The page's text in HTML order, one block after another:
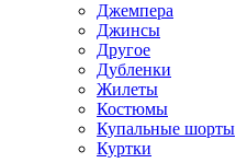
Джемпера
Джинсы
Другое
Дубленки
Жилеты
Костюмы
Купальные шорты
Куртки